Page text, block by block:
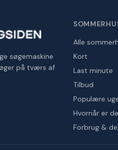
søgemaskine
på tværs af
Alle
Kort
Last minute
Tilbud
Populære
Hvornår er
Forbrug &